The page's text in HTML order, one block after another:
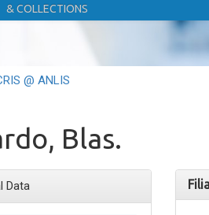
& COLLECTIONS
@ ANLIS
Blas.
Data